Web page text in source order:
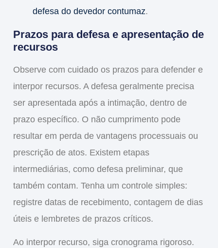
defesa do devedor contumaz.
Prazos para defesa e apresentação de
recursos
Observe com cuidado os prazos para defender e
interpor recursos. A defesa geralmente precisa
ser apresentada após a intimação, dentro de
prazo específico. O não cumprimento pode
resultar em perda de vantagens processuais ou
prescrição de atos. Existem etapas
intermediárias, como defesa preliminar, que
também contam. Tenha um controle simples:
registre datas de recebimento, contagem de dias
úteis e lembretes de prazos críticos.
Ao interpor recurso, siga cronograma rigoroso.